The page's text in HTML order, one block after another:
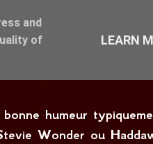
humeur
Wonder ou
and
of
LEARN